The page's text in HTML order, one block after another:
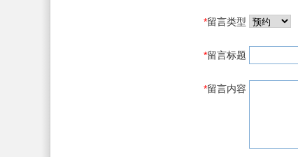
*留言类型
*留言标题
*留言内容